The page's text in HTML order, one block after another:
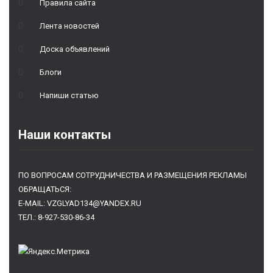
Правила сайта
Лента новостей
Доска объявлений
Блоги
Напиши статью
Наши контакты
ПО ВОПРОСАМ СОТРУДНИЧЕСТВА И РАЗМЕЩЕНИЯ РЕКЛАМЫ
ОБРАЩАТЬСЯ:
E-MAIL: VZGLYAD134@YANDEX.RU
ТЕЛ.: 8-927-530-86-34